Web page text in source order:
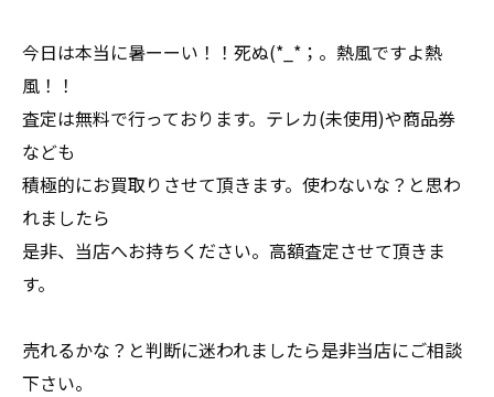
今日は本当に暑ーーい！！死ぬ(*_*；。熱風ですよ熱
風！！
査定は無料で行っております。テレカ(未使用)や商品券
なども
積極的にお買取りさせて頂きます。使わないな？と思わ
れましたら
是非、当店へお持ちください。高額査定させて頂きま
す。
売れるかな？と判断に迷われましたら是非当店にご相談
下さい。